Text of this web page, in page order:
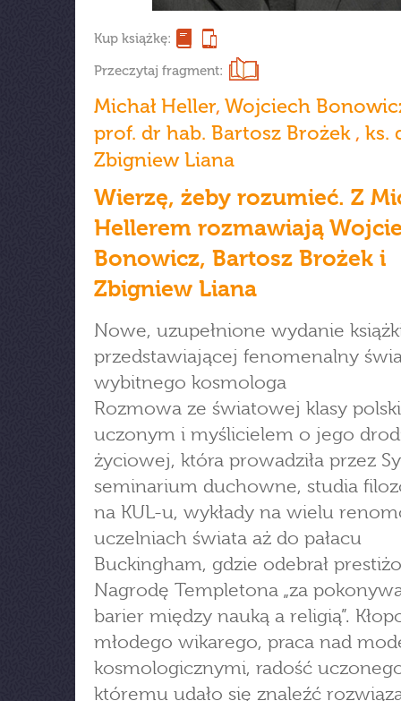
Kup książkę:
Przeczytaj fragment:
Michał Heller, Wojciech
prof. dr hab. Bartosz Brożek , ks.
Zbigniew Liana
Wierzę, żeby rozumieć. Z
Hellerem rozmawiają
Bonowicz, Bartosz Brożek i
Zbigniew Liana
Nowe, uzupełnione wydanie
przedstawiającej fenomenalny
wybitnego kosmologa
Rozmowa ze światowej klasy
uczonym i myślicielem o jego
życiowej, która prowadziła przez
seminarium duchowne, studia
na KUL-u, wykłady na wielu
uczelniach świata aż do pałacu
Buckingham, gdzie odebrał
Nagrodę Templetona „za
barier między nauką a religią”.
młodego wikarego, praca nad
kosmologicznymi, radość
któremu udało się znaleźć